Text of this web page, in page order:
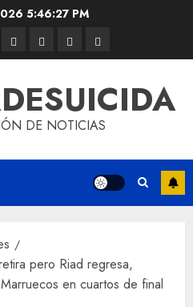
5:46:27 PM
DE NOTICIAS
pero Riad regresa,
en cuartos de final